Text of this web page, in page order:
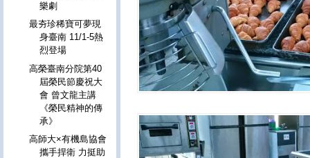
樂劇
最夯珍稀寶可夢現
身臺南 11/1-5熱
烈登場
高榮臺南分院第40
屆榮民節慶祝大
會 曾文龍主講
《榮民精神的傳
承》
高師大×有機島協會
攜手捍衛 力挺助